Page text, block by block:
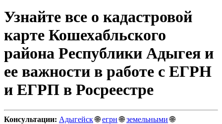
Узнайте все о кадастровой
карте Кошехабльского
района Республики Адыгея и
ее важности в работе с ЕГРН
и ЕГРП в Росреестре
Консультации: Адыгейск🌐егрн🌐земельными🌐